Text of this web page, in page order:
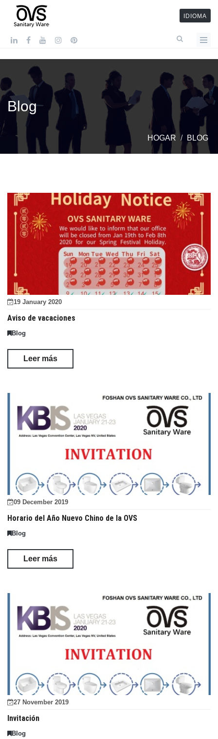
IDIOMA
Blog
HOGAR BLOG
19 January 2020
Aviso de vacaciones
Blog
Leer más
09 December 2019
Horario del Año Nuevo Chino de la OVS
Blog
Leer más
27 November 2019
Invitación
Blog